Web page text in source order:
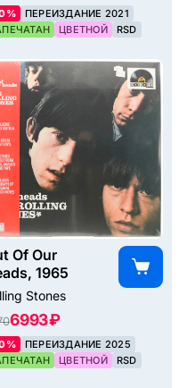
ПЕРЕИЗДАНИЕ 2021
ЦВЕТНОЙ RSD
Of Our
1965
Stones
6993 ₽
ПЕРЕИЗДАНИЕ 2025
ЦВЕТНОЙ RSD